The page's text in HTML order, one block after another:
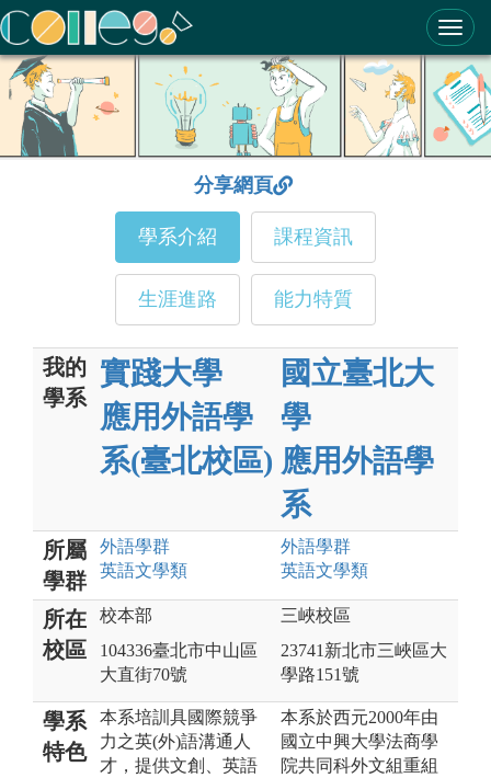
ColleGo! 大學選才與高中育才輔助系統
分享網頁
學系介紹 課程資訊
生涯進路 能力特質
我的
學系
實踐大學
應用外語學
系(臺北校區)
國立臺北大
學
應用外語學
系
所屬
學群
外語學群
英語文學類
外語學群
英語文學類
所在
校區
校本部
104336臺北市中山區
大直街70號
三峽校區
23741新北市三峽區大
學路151號
學系
特色
本系培訓具國際競爭
力之英(外)語溝通人
才，提供文創、英語
本系於西元2000年由
國立中興大學法商學
院共同科外文組重組